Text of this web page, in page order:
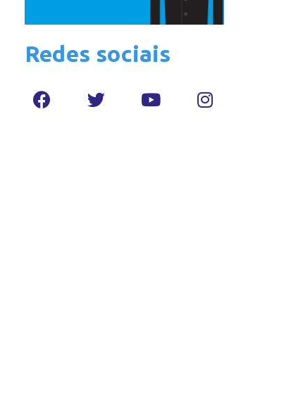
Redes sociais